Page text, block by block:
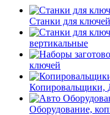
Станки для
вертикальные
ключей
Копировальщики,
Оборудование,